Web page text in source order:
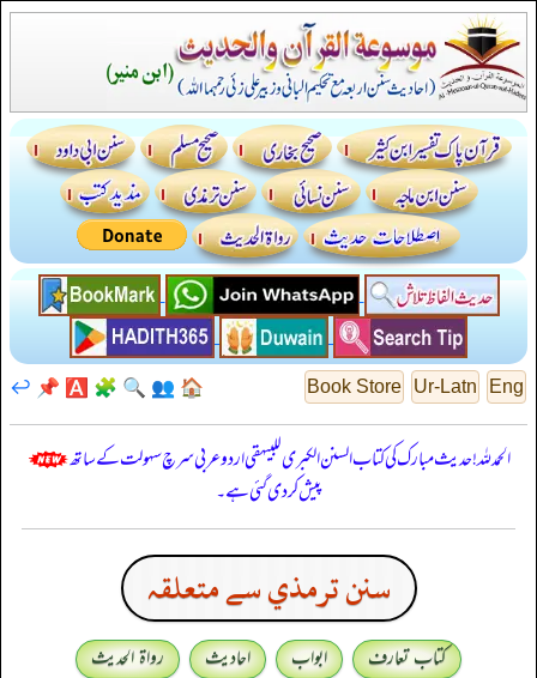
Eng
Ur-Latn
Book Store
🏠
👥
🔍
🧩
🅰️
📌
↩️
الحمدللہ! حدیث مبارک کی کتاب السنن الكبرى للبيهقي اردو عربی سرچ سہولت کے ساتھ
پیش کر دی گئی ہے۔
سنن ترمذي سے متعلقہ
کتاب تعارف ابواب احادیث
رواۃ الحدیث